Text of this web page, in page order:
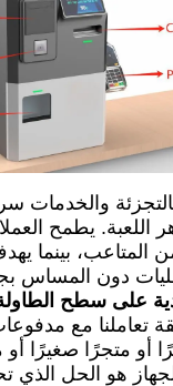
والخدمات
اللعبة. يطمح
المتاعب، بينما
دون المساس
على سطح
تعاملنا مع
أو متجرًا صغيرًا أو
هو الحل الذي